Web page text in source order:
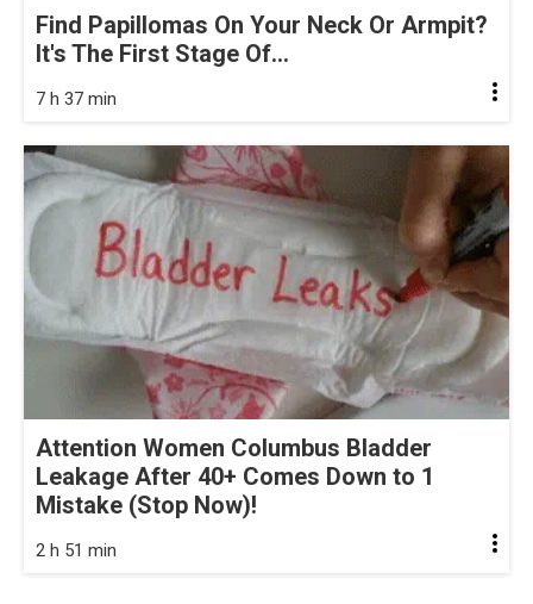
Find Papillomas On Your Neck Or Armpit?
It's The First Stage Of...
7 h 37 min
Attention Women Columbus Bladder
Leakage After 40+ Comes Down to 1
Mistake (Stop Now)!
2 h 51 min